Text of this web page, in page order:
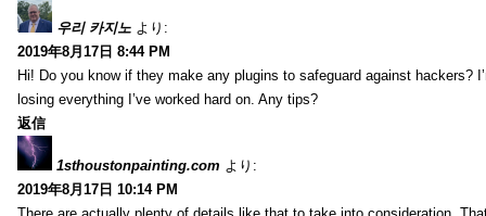
우리 카지노 より:
2019年8月17日 8:44 PM
Hi! Do you know if they make any plugins to safeguard against hackers?
losing everything I’ve worked hard on. Any tips?
返信
1sthoustonpainting.com より:
2019年8月17日 10:14 PM
There are actually plenty of details like that to take into consideration.